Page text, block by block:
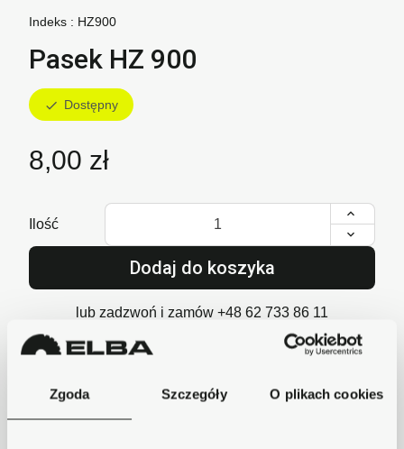
Zgoda Szczegóły O plikach cookies
Indeks : HZ900
Pasek HZ 900
check Dostępny
8,00 zł
Ilość
Dodaj do koszyka
lub zadzwoń i zamów +48 62 733 86 11
Szybka wysyłka